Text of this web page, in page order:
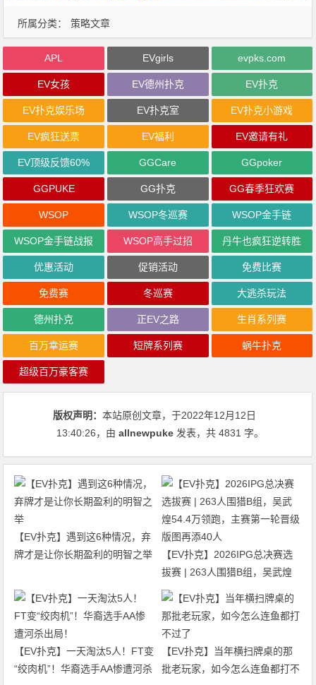
所属分类： 策略文章
APL EVgirls evpks.com
EV女孩 EV德州扑克 EV扑克
EV扑克娱乐场 EV扑克室 EV扑克小游戏
EV疯狂送票 EV福利 EV邀请有礼
EV顶级反馈60% GGCare GGpoker
GGPUKE GG扑克 GG春季狂欢赛
WSOP WSOP冬巡赛 WSOP金手链
WSOP金手链战报 WSOP高手过招 丹牛也疯狂逆转胜
优惠活动 促销活动 免费比赛
免费赛 冬巡赛 大逃杀玩法
德州扑克 正EV之路 生肖系列赛
百万幸运赛 短牌系列赛 蜗牛扑克
超级百万豪客赛
版权声明：本站原创文章，于2022年12月12日
13:40:26，由allnewpuke 发表，共 4831 字。
【EV扑克】遇到这6种情况，弃
牌才是让你长期盈利的明智之举
【EV扑克】2026IPG总决赛选
拔赛 | 263人围猎B组，吴武煌
54.4万领跑，主赛第一轮晋级版
【EV扑克】一天淘汰5人！FT变
“绞肉机”！华裔选手AA惨遭河杀
【EV扑克】当年横扫牌桌的那
批老玩家，如今怎么连鱼都打不